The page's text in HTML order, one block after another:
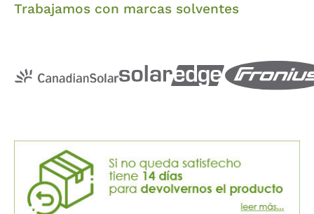
Trabajamos con marcas solventes